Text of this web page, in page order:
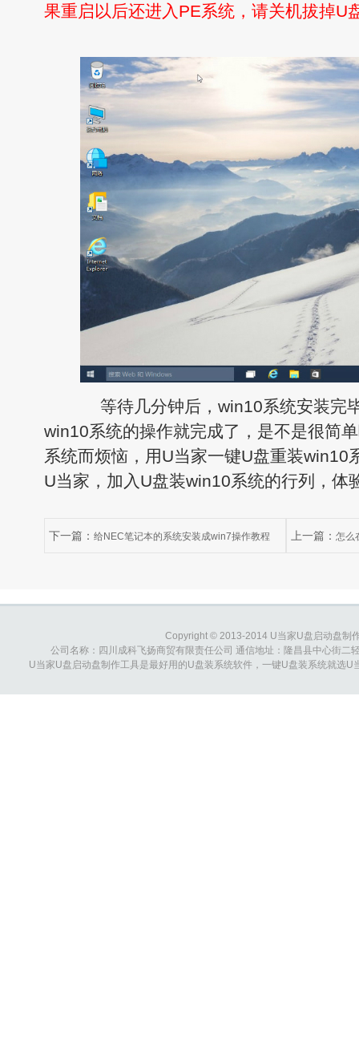
果重启以后还进入PE系统，请关机拔掉U
等待几分钟后，win10系统安装完
win10系统的操作就完成了，是不是很简
系统而烦恼，用U当家一键U盘重装win10
U当家，加入U盘装win10系统的行列，体
下一篇： 给NEC笔记本的系统安装成win7操作教程 上一篇： 怎么
Copyright © 2013-2014 U当家U盘启动盘制
公司名称：四川成科飞扬商贸有限责任公司 通信地址：隆昌县中心街
U当家U盘启动盘制作工具是最好用的U盘装系统软件，一键U盘装系统就选